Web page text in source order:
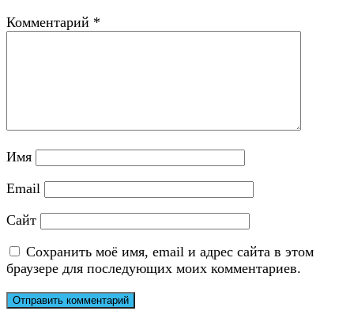
Комментарий *
Имя
Email
Сайт
Сохранить моё имя, email и адрес сайта в этом
браузере для последующих моих комментариев.